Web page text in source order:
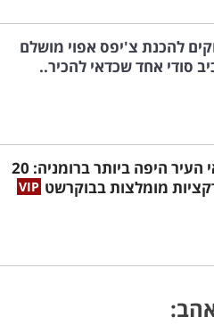
להכנת צ'יפס אפוי מושלם
סודי אחד שכדאי להכיר..
פלאי העיר היפה ביותר ברומניה: 20
מומלצות בבוקרשט